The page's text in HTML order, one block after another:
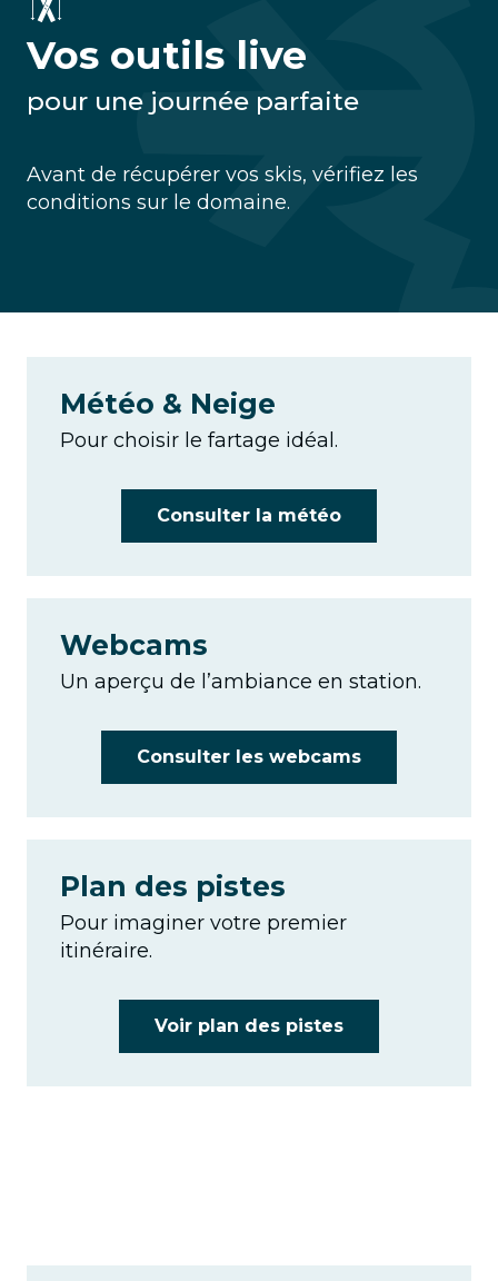
Vos outils live
pour une journée parfaite
Avant de récupérer vos skis, vérifiez les
conditions sur le domaine.
Météo & Neige
Pour choisir le fartage idéal.
Consulter la météo
Webcams
Un aperçu de l’ambiance en station.
Consulter les webcams
Plan des pistes
Pour imaginer votre premier
itinéraire.
Voir plan des pistes